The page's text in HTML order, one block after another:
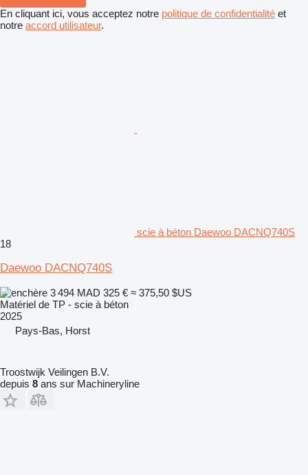
En cliquant ici, vous acceptez notre politique de confidentialité et
notre accord utilisateur.
scie à béton Daewoo DACNQ740S
18
Daewoo DACNQ740S
3 494 MAD 325 € ≈ 375,50 $US
Matériel de TP - scie à béton
2025
Pays-Bas, Horst
Troostwijk Veilingen B.V.
depuis 8 ans sur Machineryline